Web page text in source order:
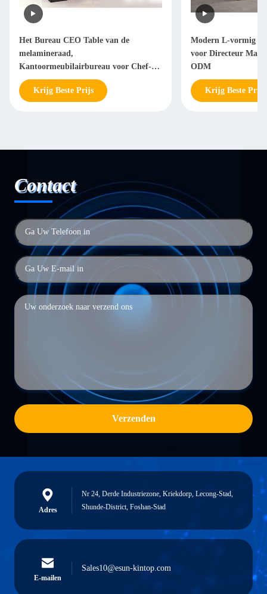
Het Bureau CEO Table van de
melamineraad,
Kantoormeubilairbureau voor Chef-
Manager
Krijg Beste Prijs
Modern L-vormig
voor Directeur
ODM
Krijg Beste Prijs
Contact
Verzenden
Adres
Nr 24, Derde Industriezone, Kriekdorp, Lecong-Stad,
Shunde-District, Foshan-Stad
E-mailen
Sales10@esun-kintop.com